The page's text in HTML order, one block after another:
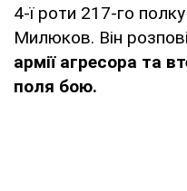
4-ї роти 217-го полку
Милюков. Він
армії агресора та
поля бою.